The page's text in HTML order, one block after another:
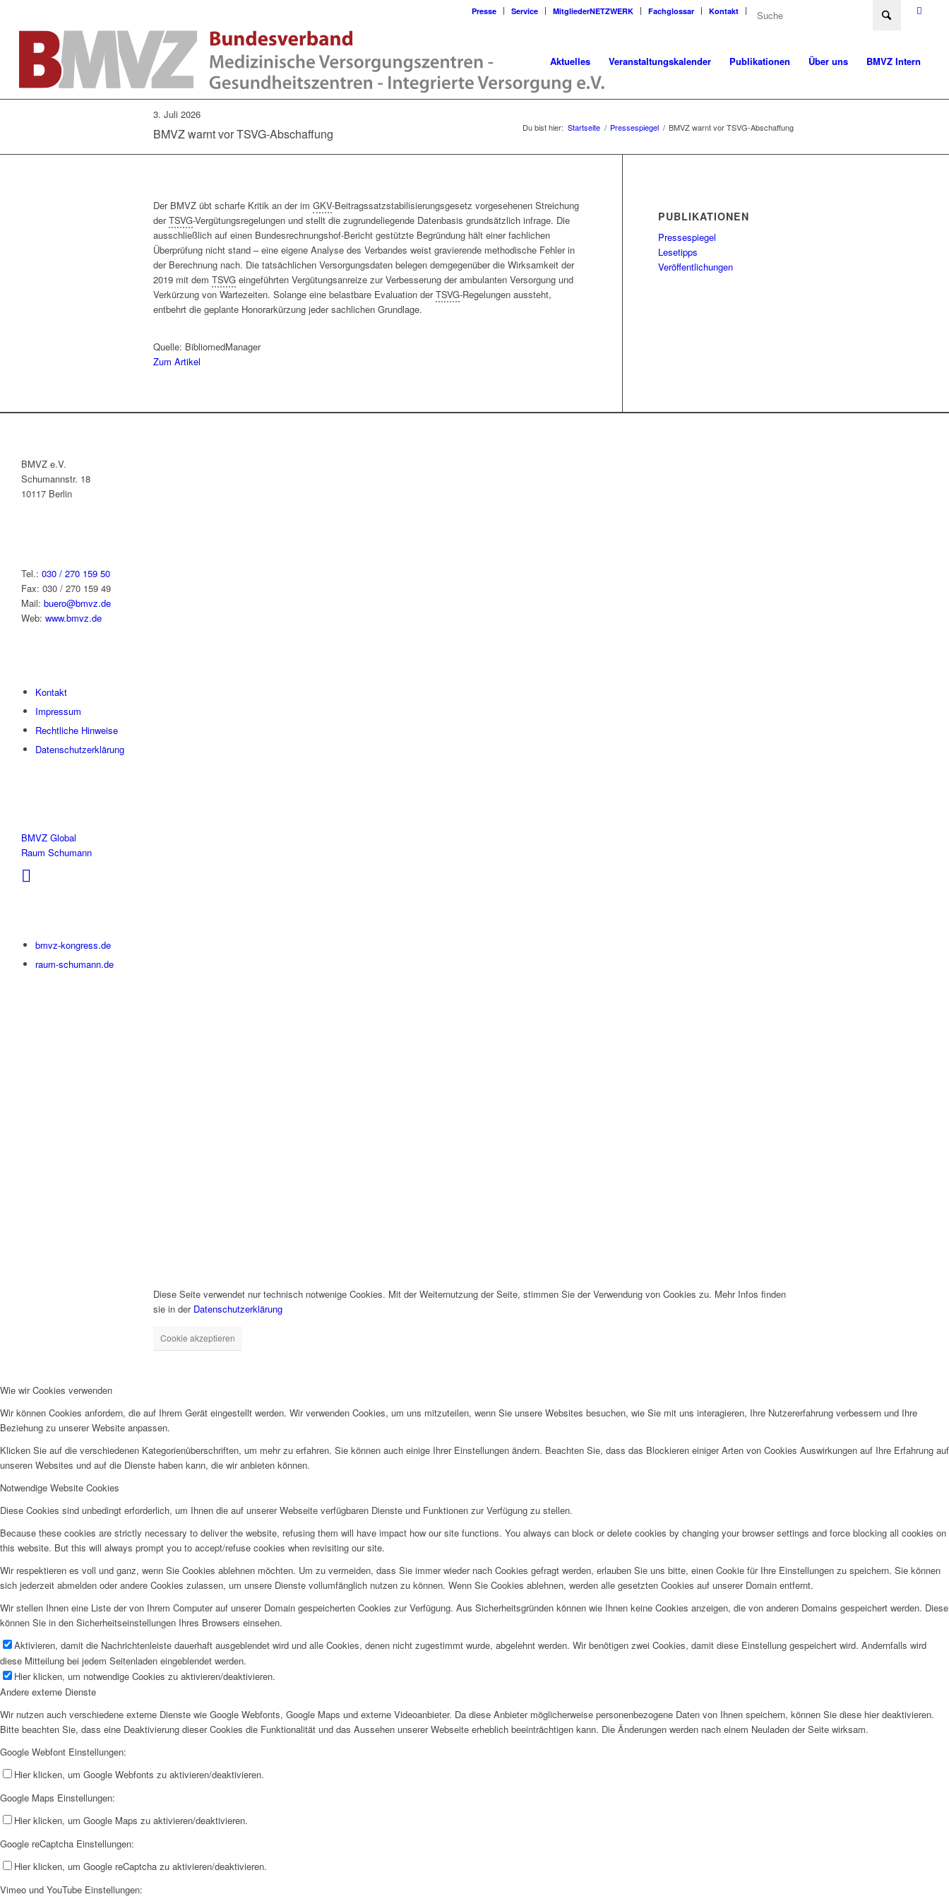
Presse Service MitgliederNETZWERK Fachglossar Kontakt
Aktuelles Veranstaltungskalender Publikationen Über uns BMVZ Intern
3. Juli 2026
BMVZ warnt vor TSVG-Abschaffung Du bist hier: Startseite / Pressespiegel / BMVZ warnt vor TSVG-Abschaffung
Der BMVZ übt scharfe Kritik an der im GKV-Beitragssatzstabilisierungsgesetz vorgesehenen Streichung
derTSVG-Vergütungsregelungen und stellt die zugrundeliegende Datenbasis grundsätzlich infrage. Die
ausschließlich auf einen Bundesrechnungshof-Bericht gestützte Begründung hält einer fachlichen
Überprüfung nicht stand – eine eigene Analyse des Verbandes weist gravierende methodische Fehler in
der Berechnung nach. Die tatsächlichen Versorgungsdaten belegen demgegenüber die Wirksamkeit der
2019 mit dem TSVG eingeführten Vergütungsanreize zur Verbesserung der ambulanten Versorgung und
Verkürzung von Wartezeiten. Solange eine belastbare Evaluation derTSVG-Regelungen aussteht,
entbehrt die geplante Honorarkürzung jeder sachlichen Grundlage.
Quelle: BibliomedManager
Zum Artikel
PUBLIKATIONEN
Pressespiegel
Lesetipps
Veröffentlichungen
BMVZ e.V.
Schumannstr. 18
10117 Berlin
Tel.: 030 / 270 159 50
Fax: 030 / 270 159 49
Mail: buero@bmvz.de
Web: www.bmvz.de
Kontakt
Impressum
Rechtliche Hinweise
Datenschutzerklärung
BMVZ Global
Raum Schumann
bmvz-kongress.de
raum-schumann.de
Diese Seite verwendet nur technisch notwenige Cookies. Mit der Weiternutzung der Seite, stimmen Sie der Verwendung von Cookies zu. Mehr Infos finden
sie in der Datenschutzerklärung
Cookie akzeptieren
Wie wir Cookies verwenden
Wir können Cookies anfordern, die auf Ihrem Gerät eingestellt werden. Wir verwenden Cookies, um uns mitzuteilen, wenn Sie unsere Websites besuchen, wie Sie mit uns interagieren, Ihre Nutzererfahrung verbessern und Ihre
Beziehung zu unserer Website anpassen.
Klicken Sie auf die verschiedenen Kategorienüberschriften, um mehr zu erfahren. Sie können auch einige Ihrer Einstellungen ändern. Beachten Sie, dass das Blockieren einiger Arten von Cookies Auswirkungen auf Ihre Erfahrung auf
unseren Websites und auf die Dienste haben kann, die wir anbieten können.
Notwendige Website Cookies
Diese Cookies sind unbedingt erforderlich, um Ihnen die auf unserer Webseite verfügbaren Dienste und Funktionen zur Verfügung zu stellen.
Because these cookies are strictly necessary to deliver the website, refusing them will have impact how our site functions. You always can block or delete cookies by changing your browser settings and force blocking all cookies on
this website. But this will always prompt you to accept/refuse cookies when revisiting our site.
Wir respektieren es voll und ganz, wenn Sie Cookies ablehnen möchten. Um zu vermeiden, dass Sie immer wieder nach Cookies gefragt werden, erlauben Sie uns bitte, einen Cookie für Ihre Einstellungen zu speichern. Sie können
sich jederzeit abmelden oder andere Cookies zulassen, um unsere Dienste vollumfänglich nutzen zu können. Wenn Sie Cookies ablehnen, werden alle gesetzten Cookies auf unserer Domain entfernt.
Wir stellen Ihnen eine Liste der von Ihrem Computer auf unserer Domain gespeicherten Cookies zur Verfügung. Aus Sicherheitsgründen können wie Ihnen keine Cookies anzeigen, die von anderen Domains gespeichert werden. Diese
können Sie in den Sicherheitseinstellungen Ihres Browsers einsehen.
Aktivieren, damit die Nachrichtenleiste dauerhaft ausgeblendet wird und alle Cookies, denen nicht zugestimmt wurde, abgelehnt werden. Wir benötigen zwei Cookies, damit diese Einstellung gespeichert wird. Andernfalls wird
diese Mitteilung bei jedem Seitenladen eingeblendet werden.
Hier klicken, um notwendige Cookies zu aktivieren/deaktivieren.
Andere externe Dienste
Wir nutzen auch verschiedene externe Dienste wie Google Webfonts, Google Maps und externe Videoanbieter. Da diese Anbieter möglicherweise personenbezogene Daten von Ihnen speichern, können Sie diese hier deaktivieren.
Bitte beachten Sie, dass eine Deaktivierung dieser Cookies die Funktionalität und das Aussehen unserer Webseite erheblich beeinträchtigen kann. Die Änderungen werden nach einem Neuladen der Seite wirksam.
Google Webfont Einstellungen:
Hier klicken, um Google Webfonts zu aktivieren/deaktivieren.
Google Maps Einstellungen:
Hier klicken, um Google Maps zu aktivieren/deaktivieren.
Google reCaptcha Einstellungen:
Hier klicken, um Google reCaptcha zu aktivieren/deaktivieren.
Vimeo und YouTube Einstellungen: